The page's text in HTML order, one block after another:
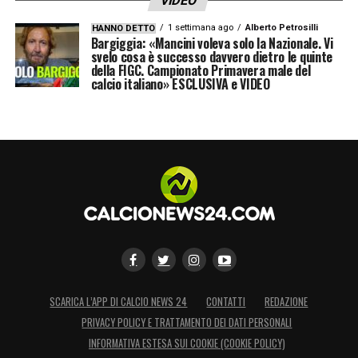
LA PLAYLIST DELLE NOSTRE TOP NEWS
HANNO DETTO 1 settimana ago Alberto Petrosilli
Bargiggia: «Mancini voleva solo la Nazionale. Vi
svelo cosa è successo davvero dietro le quinte
della FIGC. Campionato Primavera male del
calcio italiano» ESCLUSIVA e VIDEO
SCARICA L’APP DI CALCIO NEWS 24 CONTATTI
REDAZIONE
PRIVACY POLICY E TRATTAMENTO DEI DATI PERSONALI
INFORMATIVA ESTESA SUI COOKIE (COOKIE POLICY)